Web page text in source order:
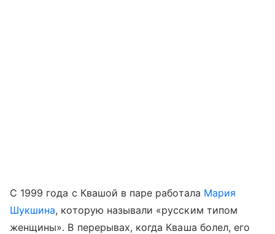
С 1999 года с Квашой в паре работала Мария
Шукшина, которую называли «русским типом
женщины». В перерывах, когда Кваша болел, его